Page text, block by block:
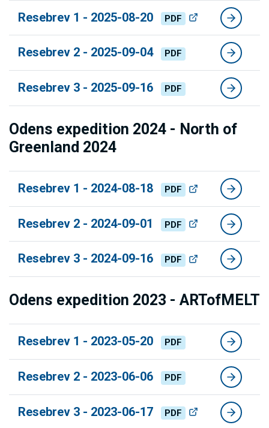
Resebrev 1 - 2025-08-20 PDF
Resebrev 2 - 2025-09-04 PDF
Resebrev 3 - 2025-09-16 PDF
Odens expedition 2024 - North of
Greenland 2024
Resebrev 1 - 2024-08-18 PDF
Resebrev 2 - 2024-09-01 PDF
Resebrev 3 - 2024-09-16 PDF
Odens expedition 2023 - ARTofMELT
Resebrev 1 - 2023-05-20 PDF
Resebrev 2 - 2023-06-06 PDF
Resebrev 3 - 2023-06-17 PDF